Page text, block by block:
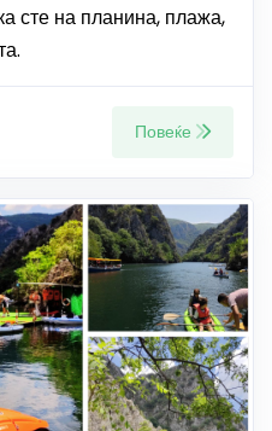
сте на планина, плажа,
Повеќе